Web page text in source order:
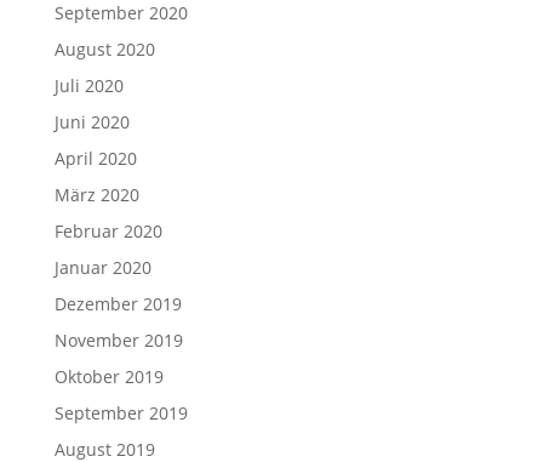
September 2020
August 2020
Juli 2020
Juni 2020
April 2020
März 2020
Februar 2020
Januar 2020
Dezember 2019
November 2019
Oktober 2019
September 2019
August 2019